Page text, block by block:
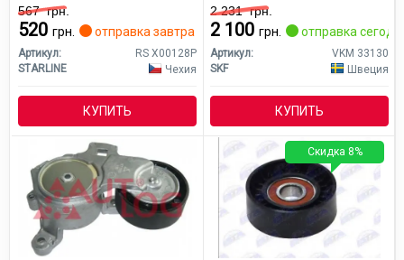
567грн.
520 грн. отправка завтра
Артикул:
RS X00128P
STARLINE
Чехия
КУПИТЬ
2 231грн.
2 100 грн. отправка
Артикул:
VKM 33130
SKF
Швеция
КУПИТЬ
Скидка 8%